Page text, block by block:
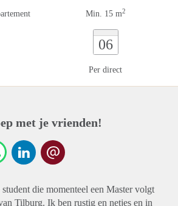
Min. 15 m2
06
Per direct
met je vrienden!
die momenteel een Master volgt
Tilburg. Ik ben rustig en netjes en in